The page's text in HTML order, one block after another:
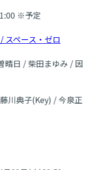
※予定
スペース・ゼロ
晴日 / 柴田まゆみ / 因
川典子(Key) / 今泉正